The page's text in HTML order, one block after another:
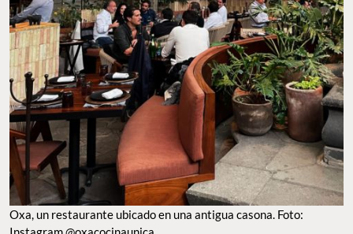
Oxa, un restaurante ubicado en una antigua casona. Foto: